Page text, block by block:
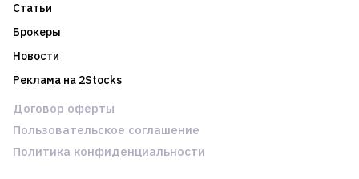
Статьи
Брокеры
Новости
Реклама на 2Stocks
Договор оферты
Пользовательское соглашение
Политика конфиденциальности